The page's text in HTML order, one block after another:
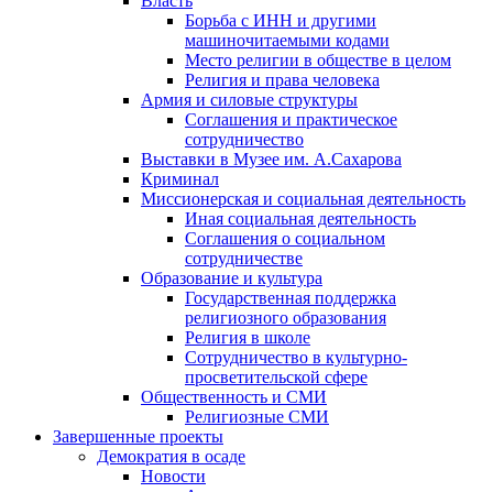
Борьба с ИНН и другими
машиночитаемыми кодами
Место религии в обществе в целом
Религия и права человека
Армия и силовые структуры
Соглашения и практическое
сотрудничество
Выставки в Музее им. А.Сахарова
Криминал
Миссионерская и социальная деятельность
Иная социальная деятельность
Соглашения о социальном
сотрудничестве
Образование и культура
Государственная поддержка
религиозного образования
Религия в школе
Сотрудничество в культурно-
просветительской сфере
Общественность и СМИ
Религиозные СМИ
Завершенные проекты
Демократия в осаде
Новости